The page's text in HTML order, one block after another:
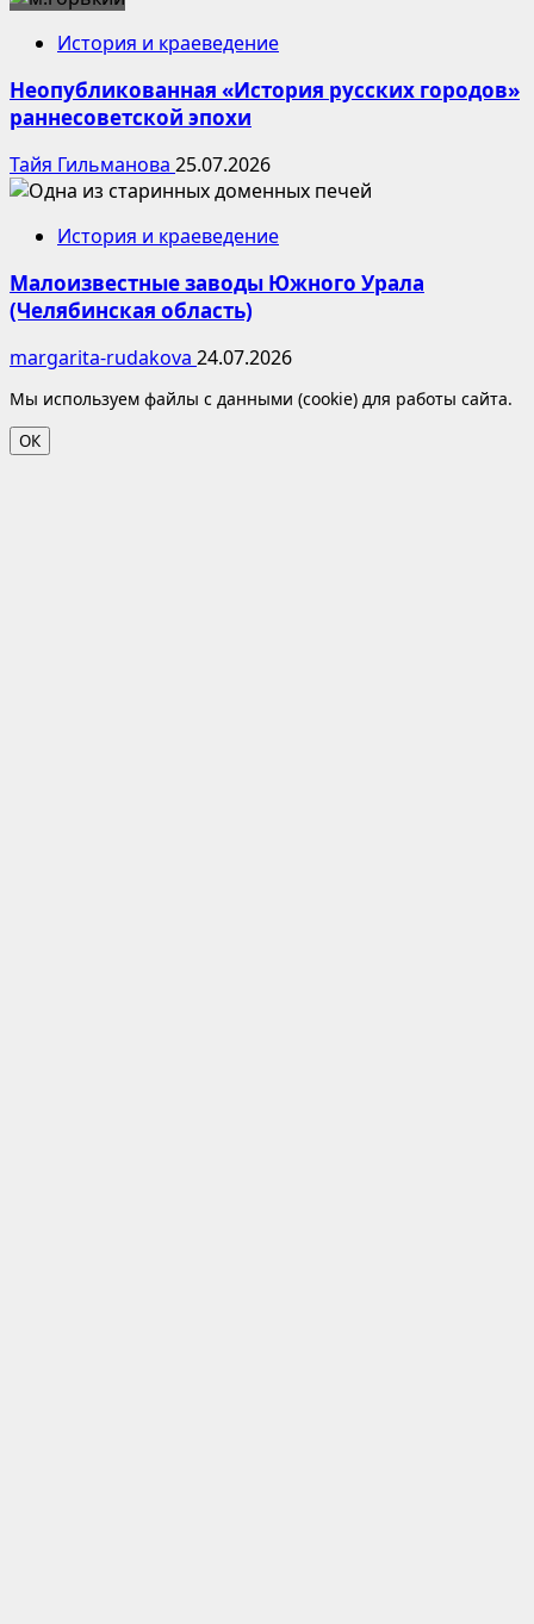
История и краеведение
Неопубликованная «История русских городов»
раннесоветской эпохи
Тайя Гильманова 25.07.2026
История и краеведение
Малоизвестные заводы Южного Урала
(Челябинская область)
margarita-rudakova 24.07.2026
Мы используем файлы с данными (cookie) для работы сайта.
ОК